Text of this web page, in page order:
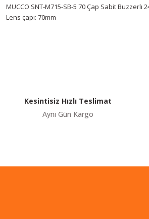
MUCCO SNT-M715-SB-5 70 Çap Sabit
Lens çapı: 70mm
Ürün bilgilerinde hatalar bulunuyor.
Ürün fiyatı diğer sitelerden daha pahalı.
Kesintisiz Hızlı Teslimat
Aynı Gün Kargo